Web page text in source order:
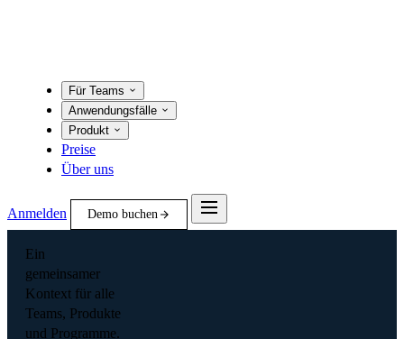
Für Teams
Anwendungsfälle
Produkt
Preise
Über uns
Anmelden Demo buchen
Ein
gemeinsamer
Kontext für alle
Teams, Produkte
und Programme.